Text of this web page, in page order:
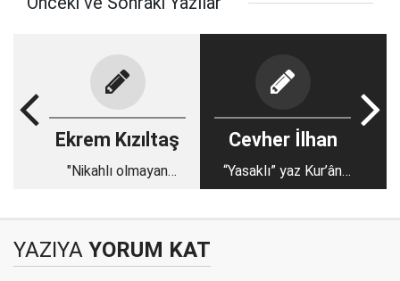
Ekrem Kızıltaş
"Nikahlı olmayan
Cevher İlhan
“Yasaklı” yaz Kur’ân
kursları (1)
YAZIYA YORUM KAT